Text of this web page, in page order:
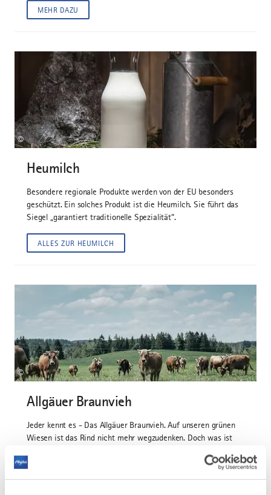
MEHR DAZU
©
Heumilch
Besondere regionale Produkte werden von der EU besonders
geschützt. Ein solches Produkt ist die Heumilch. Sie führt das
Siegel „garantiert traditionelle Spezialität“.
ALLES ZUR HEUMILCH
©
Allgäuer Braunvieh
Jeder kennt es - Das Allgäuer Braunvieh. Auf unseren grünen
Wiesen ist das Rind nicht mehr wegzudenken. Doch was ist